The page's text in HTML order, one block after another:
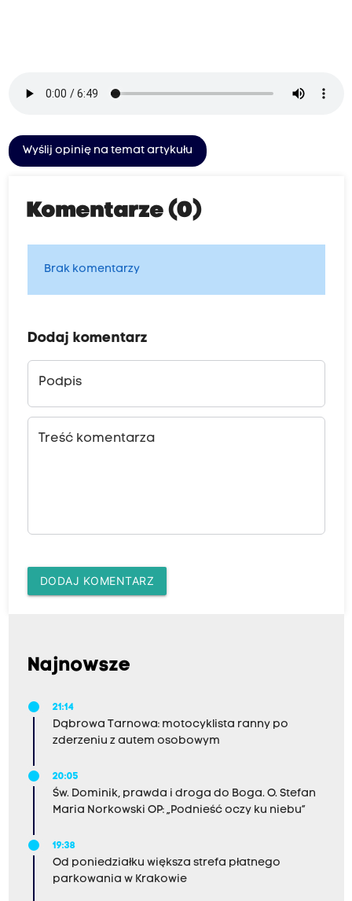
Wyślij opinię na temat artykułu
Komentarze (0)
Brak komentarzy
Dodaj komentarz
Podpis
Treść komentarza
DODAJ KOMENTARZ
Najnowsze
21:14
Dąbrowa Tarnowa: motocyklista ranny po
zderzeniu z autem osobowym
20:05
Św. Dominik, prawda i droga do Boga. O. Stefan
Maria Norkowski OP: „Podnieść oczy ku niebu”
19:38
Od poniedziałku większa strefa płatnego
parkowania w Krakowie